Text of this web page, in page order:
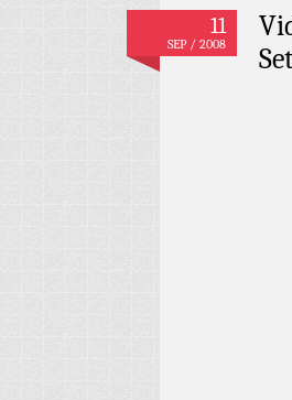
11
SEP / 2008